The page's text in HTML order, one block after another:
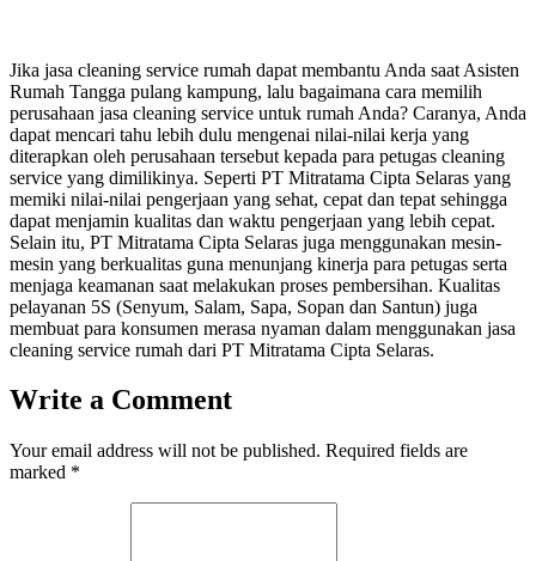
Jika jasa cleaning service rumah dapat membantu Anda saat Asisten
Rumah Tangga pulang kampung, lalu bagaimana cara memilih
perusahaan jasa cleaning service untuk rumah Anda? Caranya, Anda
dapat mencari tahu lebih dulu mengenai nilai-nilai kerja yang
diterapkan oleh perusahaan tersebut kepada para petugas cleaning
service yang dimilikinya. Seperti PT Mitratama Cipta Selaras yang
memiki nilai-nilai pengerjaan yang sehat, cepat dan tepat sehingga
dapat menjamin kualitas dan waktu pengerjaan yang lebih cepat.
Selain itu, PT Mitratama Cipta Selaras juga menggunakan mesin-
mesin yang berkualitas guna menunjang kinerja para petugas serta
menjaga keamanan saat melakukan proses pembersihan. Kualitas
pelayanan 5S (Senyum, Salam, Sapa, Sopan dan Santun) juga
membuat para konsumen merasa nyaman dalam menggunakan jasa
cleaning service rumah dari PT Mitratama Cipta Selaras.
Write a Comment
Your email address will not be published. Required fields are
marked *